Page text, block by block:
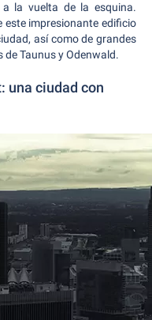
la vuelta de la esquina.
este impresionante edificio
así como de grandes
de Taunus y Odenwald.
una ciudad con